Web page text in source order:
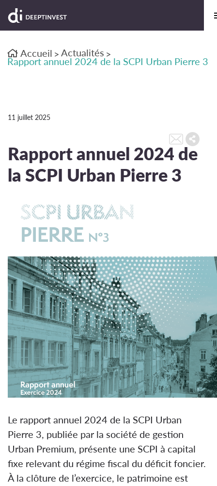
Accueil > Actualités >
Rapport annuel 2024 de la SCPI Urban Pierre 3
11 juillet 2025
Rapport annuel 2024 de
la SCPI Urban Pierre 3
Le rapport annuel 2024 de la SCPI Urban
Pierre 3, publiée par la société de gestion
Urban Premium, présente une SCPI à capital
fixe relevant du régime fiscal du déficit foncier.
À la clôture de l’exercice, le patrimoine est